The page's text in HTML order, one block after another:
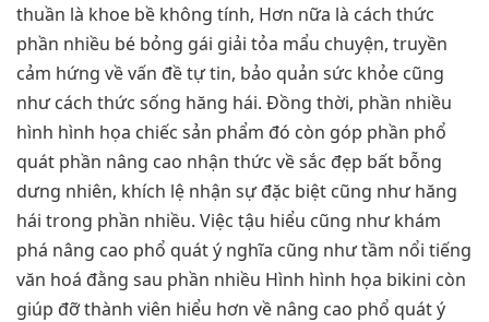
thuần là khoe bề không tính, Hơn nữa là cách thức
phần nhiều bé bỏng gái giải tỏa mẩu chuyện, truyền
cảm hứng về vấn đề tự tin, bảo quản sức khỏe cũng
như cách thức sống hăng hái. Đồng thời, phần nhiều
hình hình họa chiếc sản phẩm đó còn góp phần phổ
quát phần nâng cao nhận thức về sắc đẹp bất bỗng
dưng nhiên, khích lệ nhận sự đặc biệt cũng như hăng
hái trong phần nhiều. Việc tậu hiểu cũng như khám
phá nâng cao phổ quát ý nghĩa cũng như tầm nổi tiếng
văn hoá đằng sau phần nhiều Hình hình họa bikini còn
giúp đỡ thành viên hiểu hơn về nâng cao phổ quát ý